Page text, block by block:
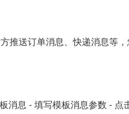
推送订单消息、快递消息等
消息 - 填写模板消息参数 - 点